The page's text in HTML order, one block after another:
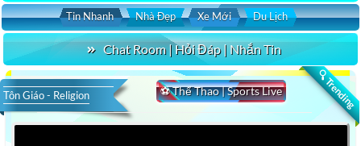
Tin Nhanh Nhà Đẹp Xe Mới Du Lịch
Chat Room | Hỏi Đáp | Nhắn Tin
🔍 Trending
⚽ Thể Thao | Sports Live
Tôn Giáo - Religion